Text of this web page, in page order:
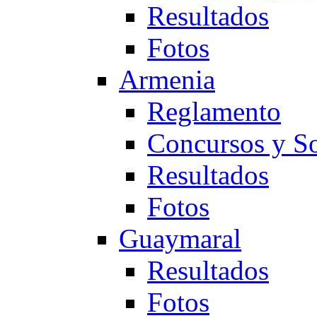
Resultados
Fotos
Armenia
Reglamento
Concursos y
Resultados
Fotos
Guaymaral
Resultados
Fotos